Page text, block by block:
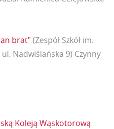
brat"(Zespół Szkół im.
Nadwiślańska 9) Czynny
Koleją Wąskotorową